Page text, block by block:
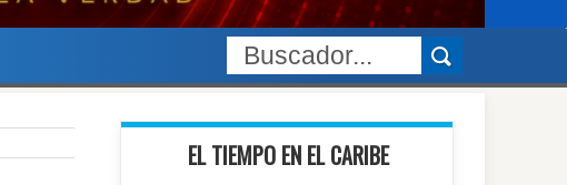
EL TIEMPO EN EL CARIBE